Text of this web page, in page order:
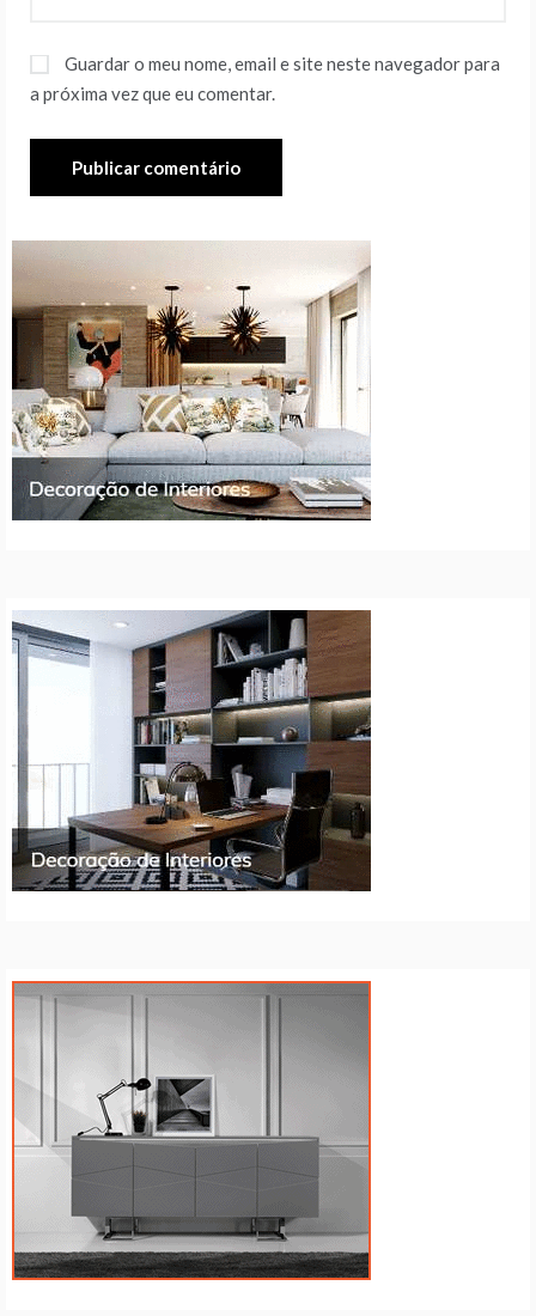
Guardar o meu nome, email e site neste navegador para
a próxima vez que eu comentar.